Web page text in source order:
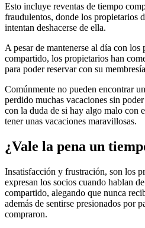
Esto incluye reventas de tiempo
fraudulentos, donde los propietarios
intentan deshacerse de ella.
A pesar de mantenerse al día con los
compartido, los propietarios han
para poder reservar con su
Comúnmente no pueden encontrar
perdido muchas vacaciones sin
con la duda de si hay algo malo con
tener unas vacaciones maravillosas.
¿Vale la pena un
Insatisfacción y frustración, son los
expresan los socios cuando hablan
compartido, alegando que nunca
además de sentirse presionados por
compraron.